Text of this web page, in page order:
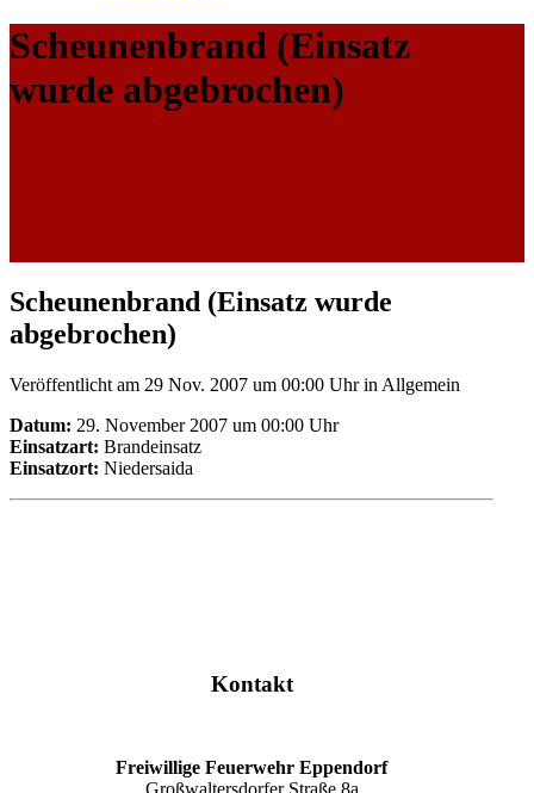
Scheunenbrand (Einsatz
wurde abgebrochen)
Scheunenbrand (Einsatz wurde
abgebrochen)
Veröffentlicht am 29 Nov. 2007 um 00:00 Uhrin Allgemein
Datum: 29. November 2007 um 00:00 Uhr
Einsatzart: Brandeinsatz
Einsatzort: Niedersaida
Kontakt
Freiwillige Feuerwehr Eppendorf
Großwaltersdorfer Straße 8a